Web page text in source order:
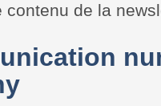
contenu de la